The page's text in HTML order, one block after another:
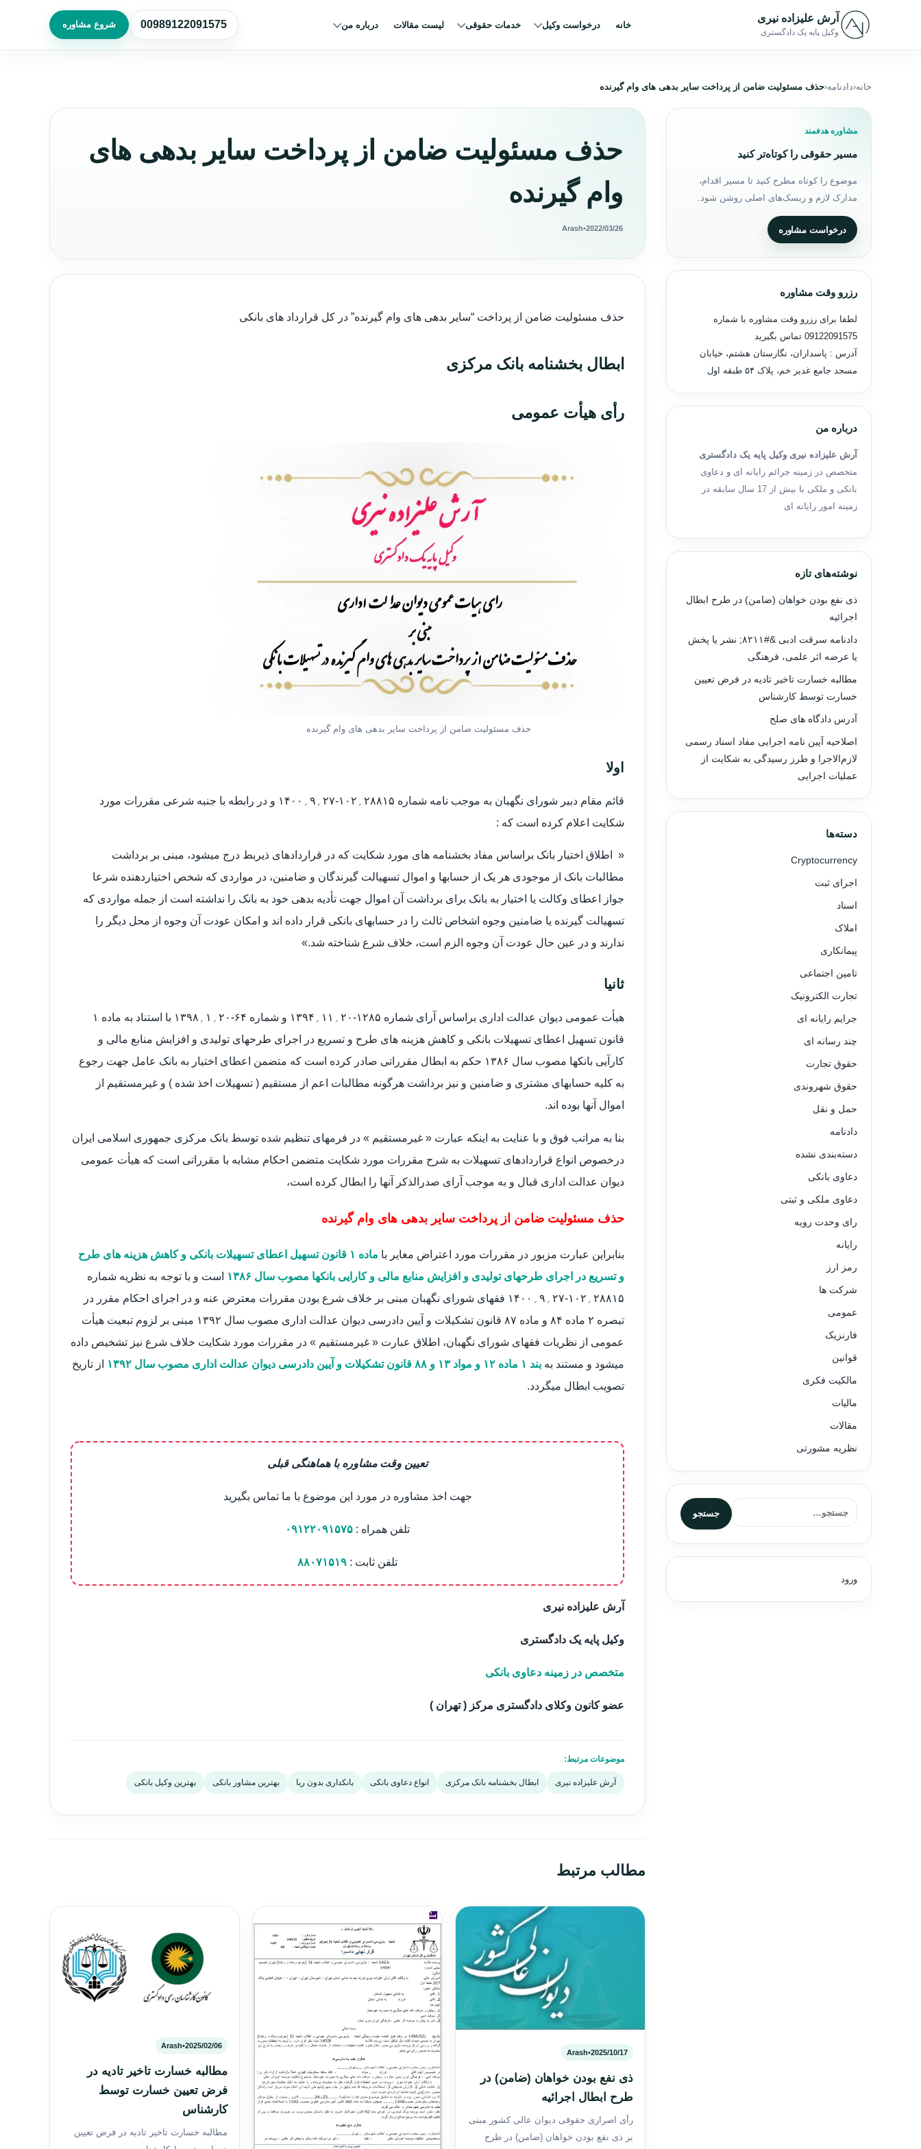
پرش به محتوا
آرش علیزاده نیری
وکیل پایه یک دادگستری
خانه درخواست وکیل خدمات حقوقی لیست مقالات درباره من 00989122091575 شروع مشاوره
خانه دادنامه حذف مسئولیت ضامن از پرداخت سایر بدهی های وام گیرنده
حذف مسئولیت ضامن از پرداخت سایر بدهی های
وام گیرنده
2022/03/26
•
Arash
حذف مسئولیت ضامن از پرداخت “سایر بدهی های وام گیرنده” در کل قرارداد های بانکی
ابطال بخشنامه بانک مرکزی
رأی هیأت عمومی
حذف مسئولیت ضامن از پرداخت سایر بدهی های وام گیرنده
اولا
قائم مقام دبیر شورای نگهبان به موجب نامه شماره ۲۸۸۱۵؍۱۰۲-۲۷؍۹؍۱۴۰۰ و در رابطه با جنبه شرعی مقررات مورد
شکایت اعلام کرده است که :
« اطلاق اختیار بانک براساس مفاد بخشنامه های مورد شکایت که در قراردادهای ذیربط درج میشود، مبنی بر برداشت
مطالبات بانک از موجودی هر یک از حسابها و اموال تسهیالت گیرندگان و ضامنین، در مواردی که شخص اختیاردهنده شرعا
جواز اعطای وکالت یا اختیار به بانک برای برداشت آن اموال جهت تأدیه بدهی خود به بانک را نداشته است از جمله مواردی که
تسهیالت گیرنده یا ضامنین وجوه اشخاص ثالث را در حسابهای بانکی قرار داده اند و امکان عودت آن وجوه از محل دیگر را
ندارند و در عین حال عودت آن وجوه الزم است، خلاف شرع شناخته شد.»
ثانیا
هیأت عمومی دیوان عدالت اداری براساس آرای شماره ۱۲۸۵-۲۰؍۱۱؍۱۳۹۴ و شماره ۶۴-۲۰؍۱؍۱۳۹۸ با استناد به ماده ۱
قانون تسهیل اعطای تسهیلات بانکی و کاهش هزینه های طرح و تسریع در اجرای طرحهای تولیدی و افزایش منابع مالی و
کارآیی بانکها مصوب سال ۱۳۸۶ حکم به ابطال مقرراتی صادر کرده است که متضمن اعطای اختیار به بانک عامل جهت رجوع
به کلیه حسابهای مشتری و ضامنین و نیز برداشت هرگونه مطالبات اعم از مستقیم ( تسهیلات اخذ شده ) و غیرمستقیم از
اموال آنها بوده اند.
بنا به مراتب فوق و با عنایت به اینکه عبارت « غیرمستقیم » در فرمهای تنظیم شده توسط بانک مرکزی جمهوری اسلامی ایران
درخصوص انواع قراردادهای تسهیلات به شرح مقررات مورد شکایت متضمن احکام مشابه با مقرراتی است که هیأت عمومی
دیوان عدالت اداری قبال و به موجب آرای صدرالذکر آنها را ابطال کرده است،
حذف مسئولیت ضامن از پرداخت سایر بدهی های وام گیرنده
بنابراین عبارت مزبور در مقررات مورد اعتراض مغایر با
ماده ۱ قانون تسهیل اعطای تسهیلات بانکی و کاهش هزینه های طرح
و تسریع در اجرای طرحهای تولیدی و افزایش منابع مالی و کارایی بانکها مصوب سال ۱۳۸۶
است و با توجه به نظریه شماره
۲۸۸۱۵؍۱۰۲-۲۷؍۹؍۱۴۰۰ فقهای شورای نگهبان مبنی بر خلاف شرع بودن مقررات معترض عنه و در اجرای احکام مقرر در
تبصره ۲ ماده ۸۴ و ماده ۸۷ قانون تشکیلات و آیین دادرسی دیوان عدالت اداری مصوب سال ۱۳۹۲ مبنی بر لزوم تبعیت هیأت
عمومی از نظریات فقهای شورای نگهبان، اطلاق عبارت « غیرمستقیم » در مقررات مورد شکایت خلاف شرع نیز تشخیص داده
میشود و مستند به بند ۱ ماده ۱۲ و مواد ۱۳ و ۸۸ قانون تشکیلات و آیین دادرسی دیوان عدالت اداری مصوب سال ۱۳۹۲
از تاریخ
تصویب ابطال میگردد.
تعیین وقت مشاوره با هماهنگی قبلی
جهت اخذ مشاوره در مورد این موضوع با ما تماس بگیرید
تلفن همراه : ۰۹۱۲۲۰۹۱۵۷۵
تلفن ثابت : ۸۸۰۷۱۵۱۹
آرش علیزاده نیری
وکیل پایه یک دادگستری
متخصص در زمینه دعاوی بانکی
عضو کانون وکلای دادگستری مرکز ( تهران )
موضوعات مرتبط:
آرش علیزاده نیری ابطال بخشنامه بانک مرکزی انواع دعاوی بانکی بانکداری بدون ربا بهترین مشاور بانکی بهترین وکیل بانکی
مطالب مرتبط
2025/10/17
•
Arash
ذی نفع بودن خواهان (ضامن) در
طرح ابطال اجرائیه
رأی اصراری حقوقی دیوان عالی کشور مبنی
بر ذی نفع بودن خواهان (ضامن) در طرح
2025/02/06
•
Arash
مطالبه خسارت تاخیر تادیه در
فرض تعیین خسارت توسط
کارشناس
مطالبه خسارت تاخیر تادیه در فرض تعیین
مشاوره هدفمند
مسیر حقوقی را کوتاه‌تر کنید
موضوع را کوتاه مطرح کنید تا مسیر اقدام،
مدارک لازم و ریسک‌های اصلی روشن شود.
درخواست مشاوره
رزرو وقت مشاوره
لطفا برای رزرو وقت مشاوره با شماره
09122091575 تماس بگیرید
آدرس : پاسداران، نگارستان هشتم، خیابان
مسجد جامع غدیر خم، پلاک ۵۴ طبقه اول
درباره من
آرش علیزاده نیری وکیل پایه یک دادگستری
متخصص در زمینه جرائم رایانه ای و دعاوی
بانکی و ملکی با بیش از 17 سال سابقه در
زمینه امور رایانه ای
نوشته‌های تازه
ذی نفع بودن خواهان (ضامن) در طرح ابطال
اجرائیه
دادنامه سرقت ادبی &#۸۲۱۱; نشر یا پخش
یا عرضه اثر علمی، فرهنگی
مطالبه خسارت تاخیر تادیه در فرض تعیین
خسارت توسط کارشناس
آدرس دادگاه های صلح
اصلاحیه آیین نامه اجرایی مفاد اسناد رسمی
لازم‌الاجرا و طرز رسیدگی به شکایت از
عملیات اجرایی
دسته‌ها
Cryptocurrency
اجرای ثبت
اسناد
املاک
پیمانکاری
تامین اجتماعی
تجارت الکترونیک
جرایم رایانه ای
چند رسانه ای
حقوق تجارت
حقوق شهروندی
حمل و نقل
دادنامه
دسته‌بندی نشده
دعاوی بانکی
دعاوی ملکی و ثبتی
رای وحدت رویه
رایانه
رمز ارز
شرکت ها
عمومی
فارنزیک
قوانین
مالکیت فکری
مالیات
مقالات
نظریه مشورتی
جستجو برای:
جستجو
ورود